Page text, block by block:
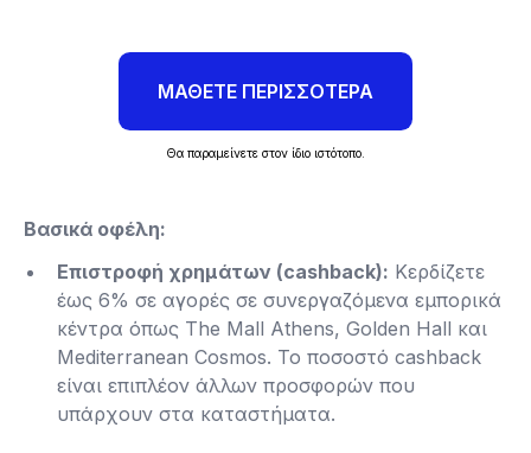
ΜΑΘΕΤΕ ΠΕΡΙΣΣΟΤΕΡΑ
Θα παραμείνετε στον ίδιο ιστότοπο.
Βασικά οφέλη:
Επιστροφή χρημάτων (cashback): Κερδίζετε
έως 6% σε αγορές σε συνεργαζόμενα εμπορικά
κέντρα όπως The Mall Athens, Golden Hall και
Mediterranean Cosmos. Το ποσοστό cashback
είναι επιπλέον άλλων προσφορών που
υπάρχουν στα καταστήματα​.